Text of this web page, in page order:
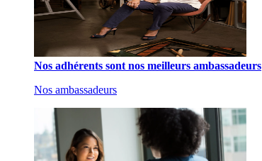
Nos adhérents sont nos meilleurs ambassadeurs
Nos ambassadeurs